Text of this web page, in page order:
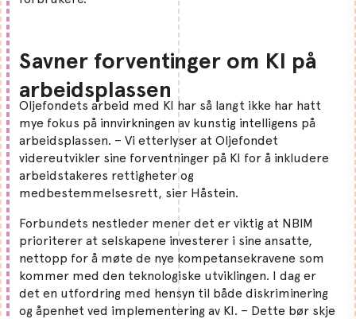
Savner forventinger om KI på
arbeidsplassen
Oljefondets arbeid med KI har så langt ikke har hatt
mye fokus på innvirkningen av kunstig intelligens på
arbeidsplassen. – Vi etterlyser at Oljefondet
videreutvikler sine forventninger på KI for å inkludere
arbeidstakeres rettigheter og
medbestemmelsesrett, sier Håstein.
Forbundets nestleder mener det er viktig at NBIM
prioriterer at selskapene investerer i sine ansatte,
nettopp for å møte de nye kompetansekravene som
kommer med den teknologiske utviklingen. I dag er
det en utfordring med hensyn til både diskriminering
og åpenhet ved implementering av KI. – Dette bør skje